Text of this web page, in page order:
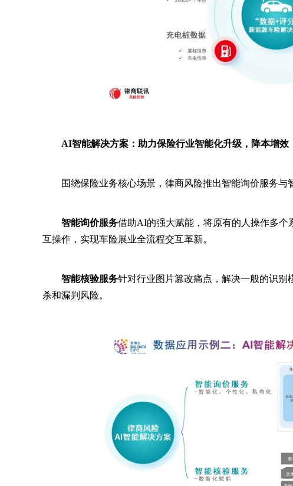
AI智能解决方案：助力保险行业智能化升级，降本增效
围绕保险业务核心场景，律商风险推出智能询价服务与
智能询价服务借助AI的强大赋能，将原有的人操作多
互操作，实现车险展业全流程交互革新。
智能核验服务针对行业图片篡改痛点，解决一般的识
杀和漏判风险。